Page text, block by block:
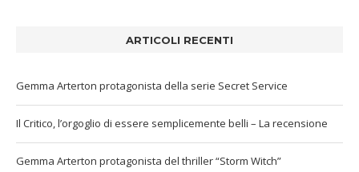
ARTICOLI RECENTI
Gemma Arterton protagonista della serie Secret Service
Il Critico, l’orgoglio di essere semplicemente belli – La recensione
Gemma Arterton protagonista del thriller “Storm Witch”